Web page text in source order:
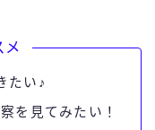
メ
たい♪
を見てみたい！